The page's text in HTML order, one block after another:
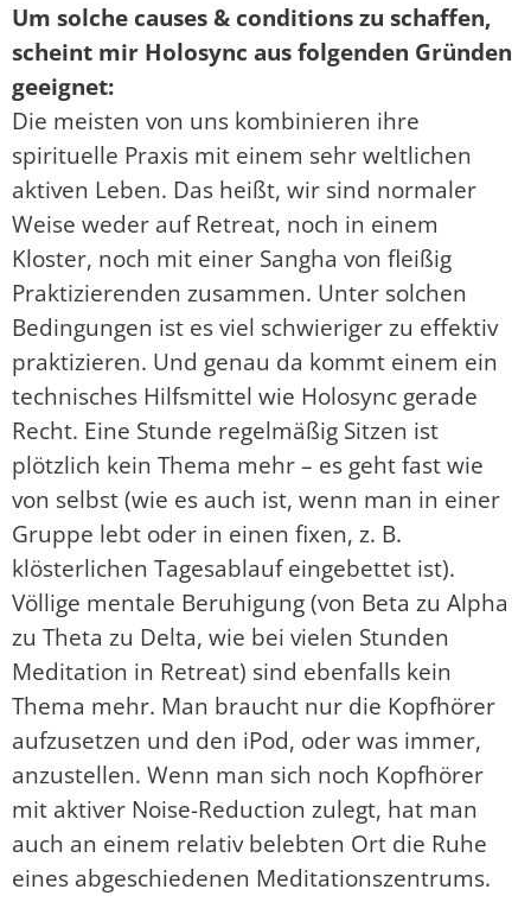
Um solche causes & conditions zu schaffen,
scheint mir Holosync aus folgenden Gründen
geeignet:
Die meisten von uns kombinieren ihre
spirituelle Praxis mit einem sehr weltlichen
aktiven Leben. Das heißt, wir sind normaler
Weise weder auf Retreat, noch in einem
Kloster, noch mit einer Sangha von fleißig
Praktizierenden zusammen. Unter solchen
Bedingungen ist es viel schwieriger zu effektiv
praktizieren. Und genau da kommt einem ein
technisches Hilfsmittel wie Holosync gerade
Recht. Eine Stunde regelmäßig Sitzen ist
plötzlich kein Thema mehr – es geht fast wie
von selbst (wie es auch ist, wenn man in einer
Gruppe lebt oder in einen fixen, z. B.
klösterlichen Tagesablauf eingebettet ist).
Völlige mentale Beruhigung (von Beta zu Alpha
zu Theta zu Delta, wie bei vielen Stunden
Meditation in Retreat) sind ebenfalls kein
Thema mehr. Man braucht nur die Kopfhörer
aufzusetzen und den iPod, oder was immer,
anzustellen. Wenn man sich noch Kopfhörer
mit aktiver Noise-Reduction zulegt, hat man
auch an einem relativ belebten Ort die Ruhe
eines abgeschiedenen Meditationszentrums.